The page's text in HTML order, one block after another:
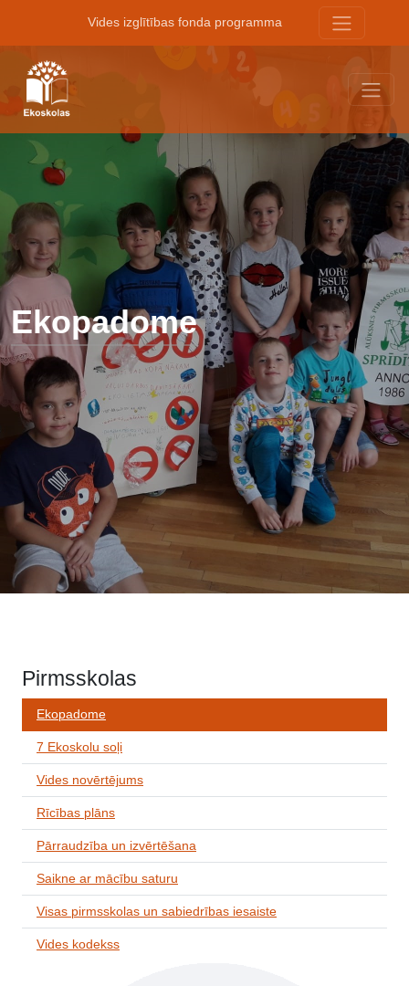
Vides izglītības fonda programma
Ekopadome
Pirmsskolas
Ekopadome
7 Ekoskolu soļi
Vides novērtējums
Rīcības plāns
Pārraudzība un izvērtēšana
Saikne ar mācību saturu
Visas pirmsskolas un sabiedrības iesaiste
Vides kodekss